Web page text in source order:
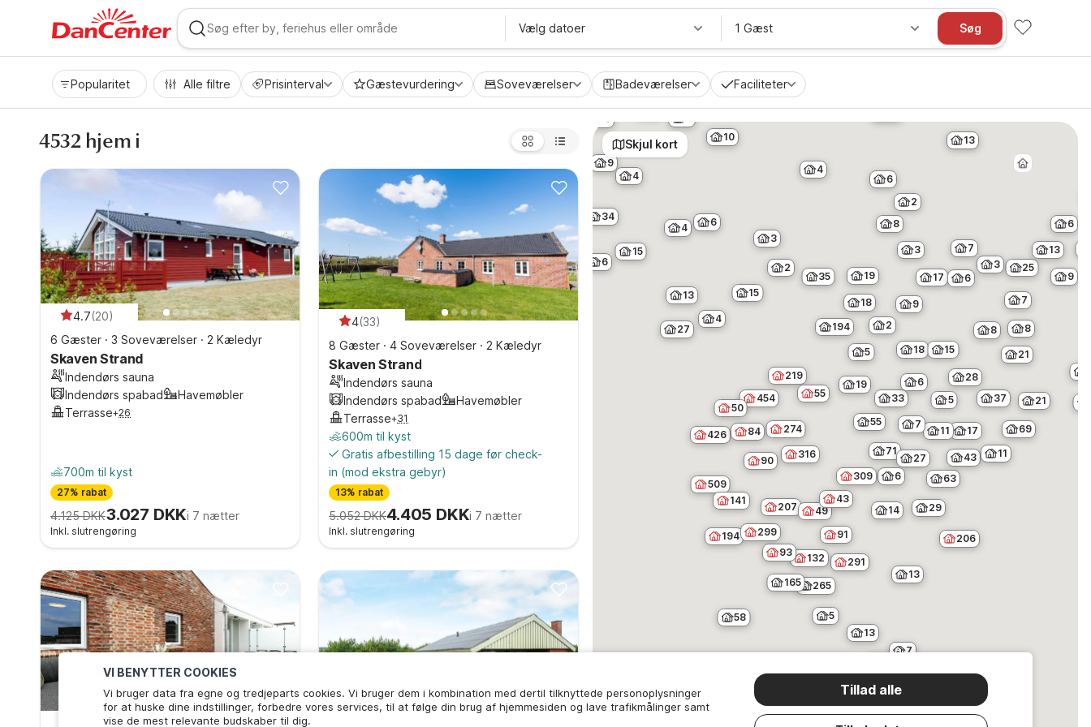
VI BENYTTER COOKIES
Vi bruger data fra egne og tredjeparts cookies. Vi bruger dem i kombination med dertil tilknyttede personoplysninger
for at huske dine indstillinger, forbedre vores services, til at følge din brug af hjemmesiden og lave trafikmålinger samt
vise de mest relevante budskaber til dig.
Tillad alle
WIZARD MEMBER
Vælg datoer 1 Gæst Søg
Popularitet Alle filtre Prisinterval Gæstevurdering Soveværelser Badeværelser Faciliteter
4532 hjem i
4.7(20)
6 Gæster · 3 Soveværelser · 2 Kæledyr
Skaven Strand
Indendørs sauna
Indendørs spabad
Havemøbler
Terrasse+26
700m til kyst
27% rabat
4.125 DKK3.027 DKKi 7 nætter
Inkl. slutrengøring
4(33)
8 Gæster · 4 Soveværelser · 2 Kæledyr
Skaven Strand
Indendørs sauna
Indendørs spabad
Havemøbler
Terrasse+31
600m til kyst
Gratis afbestilling 15 dage før check-
in (mod ekstra gebyr)
13% rabat
5.052 DKK4.405 DKKi 7 nætter
Inkl. slutrengøring
64)
Skjul kort
509
454
316
206
194
309
219
291
426
299
274
207
141
132
93
84
91
55
50
49
90
43
265
165
194
71
58
63
69
55
34
35
37
43
33 21
28
18
29
27
21
19
30
25
13
13
13
17
31
15
11
11
17
14
18
14
19
27
9
13
15
8
8
15
7
7
15
6
9
6
13
9
7
5
8
5
5
10
6
5
6
6
8
6
4
8
3
7
13
3
4
4
2
2
4
2
3
6